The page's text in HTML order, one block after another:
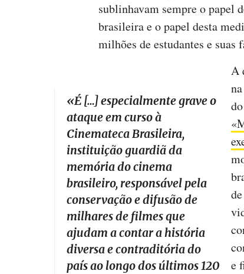
sublinhavam sempre o papel
brasileira e o papel desta
milhões de estudantes e suas
«É […] especialmente grave o
ataque em curso à
Cinemateca Brasileira,
instituição guardiã da
memória do cinema
brasileiro, responsável pela
conservação e difusão de
milhares de filmes que
ajudam a contar a história
diversa e contraditória do
país ao longo dos últimos 120
A
e